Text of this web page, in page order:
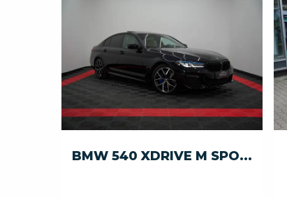
BMW 540 XDRIVE M SPO...